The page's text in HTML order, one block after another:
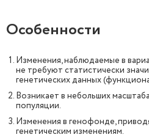
Особенности
Изменения, наблюдаемые в
не требуют статистически
генетических данных
Возникает в небольших
популяции.
Изменения в генофонде,
генетическим изменениям.